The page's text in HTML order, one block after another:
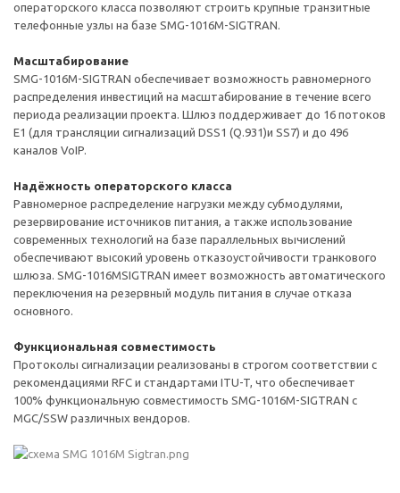
операторского класса позволяют строить крупные транзитные
телефонные узлы на базе SMG-1016M-SIGTRAN.
Масштабирование
SMG-1016M-SIGTRAN обеспечивает возможность равномерного
распределения инвестиций на масштабирование в течение всего
периода реализации проекта. Шлюз поддерживает до 16 потоков
Е1 (для трансляции сигнализаций DSS1 (Q.931)и SS7) и до 496
каналов VoIP.
Надёжность операторского класса
Равномерное распределение нагрузки между субмодулями,
резервирование источников питания, а также использование
современных технологий на базе параллельных вычислений
обеспечивают высокий уровень отказоустойчивости транкового
шлюза. SMG-1016MSIGTRAN имеет возможность автоматического
переключения на резервный модуль питания в случае отказа
основного.
Функциональная совместимость
Протоколы сигнализации реализованы в строгом соответствии с
рекомендациями RFC и стандартами ITU-T, что обеспечивает
100% функциональную совместимость SMG-1016M-SIGTRAN с
MGC/SSW различных вендоров.